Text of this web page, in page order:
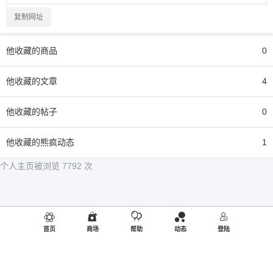
复制网址
他收藏的商品 0
他收藏的文章 4
他收藏的帖子 0
他收藏的熊疯动态 1
个人主页被浏览 7792 次
首页 商场 帮助 动态 登陆